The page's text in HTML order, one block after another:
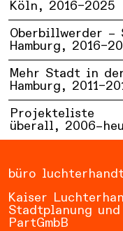
Köln, 2016–2025
Oberbillwerder –
Hamburg,
Mehr Stadt in
Hamburg,
Projekteliste
überall,
büro
Kaiser
Stadtplanung
PartGmbB